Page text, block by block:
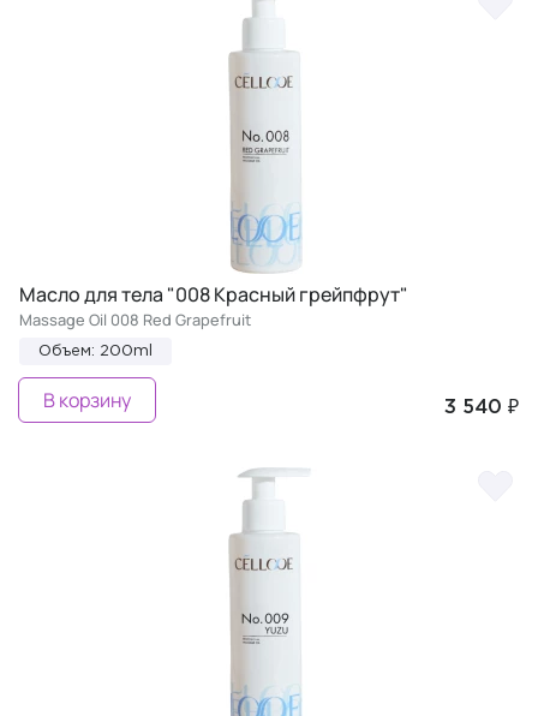
Масло для тела "008 Красный грейпфрут"
Massage Oil 008 Red Grapefruit
Объем: 200ml
3 540 ₽
В корзину